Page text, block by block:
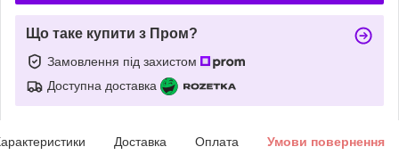
Що таке купити з Пром?
Замовлення під захистом
Доступна доставка
Доставка Оплата Умови повернення